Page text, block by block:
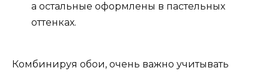
а остальные оформлены в пастельных
оттенках.
Комбинируя обои, очень важно учитывать